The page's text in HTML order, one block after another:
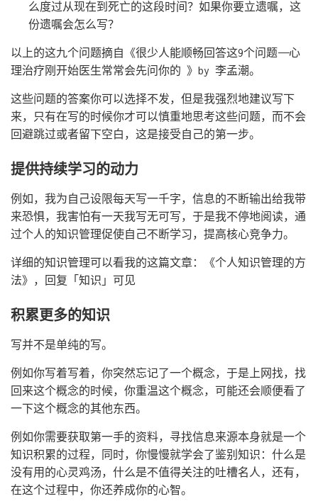
么度过从现在到死亡的这段时间？如果你要立遗嘱，这
份遗嘱会怎么写？
以上的这九个问题摘自《很少人能顺畅回答这9个问题——心
理治疗刚开始医生常常会先问你的 》by 李孟潮。
这些问题的答案你可以选择不发，但是我强烈地建议写下
来，只有在写的时候你才可以慎重地思考这些问题，而不会
回避跳过或者留下空白，这是接受自己的第一步。
提供持续学习的动力
例如，我为自己设限每天写一千字，信息的不断输出给我带
来恐惧，我害怕有一天我写无可写，于是我不停地阅读，通
过个人的知识管理促使自己不断学习，提高核心竞争力。
详细的知识管理可以看我的这篇文章：《个人知识管理的方
法》，回复「知识」可见
积累更多的知识
写并不是单纯的写。
例如你写着写着，你突然忘记了一个概念，于是上网找，找
回来这个概念的时候，你重温这个概念，可能还会顺便看了
一下这个概念的其他东西。
例如你需要获取第一手的资料，寻找信息来源本身就是一个
知识积累的过程，同时，你慢慢就学会了鉴别知识：什么是
没有用的心灵鸡汤，什么是不值得关注的吐槽名人，还有，
在这个过程中，你还养成你的心智。